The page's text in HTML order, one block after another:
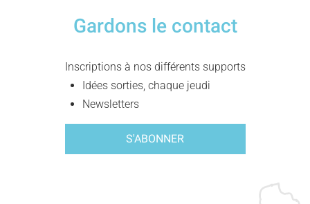
Gardons le contact
Inscriptions à nos différents supports
Idées sorties, chaque jeudi
Newsletters
S'ABONNER